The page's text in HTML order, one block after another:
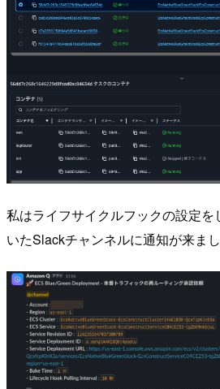
私はライフサイクルフックの設定を
いたSlackチャンネルに通知が来まし